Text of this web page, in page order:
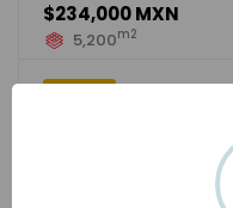
$234,000 MXN
5,200m2